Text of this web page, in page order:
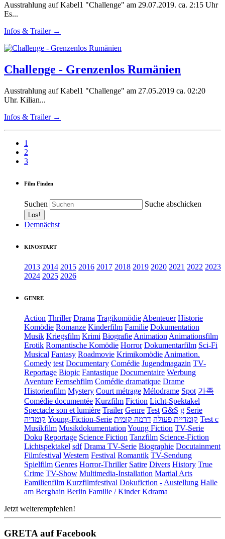
Ausstrahlung auf Kabel1 "Challenge" am 29.07.2019. ca. 2:15 Uhr
Es...
Infos & Trailer →
Challenge - Grenzenlos Rumänien
Ausstrahlung auf Kabel1 "Challenge" am 27.05.2019 ca. 02:20
Uhr. Kilian...
Infos & Trailer →
1
2
3
Film Finden
Suchen Suche abschicken
Demnächst
KINOSTART
2013 2014 2015 2016 2017 2018 2019 2020 2021 2022 2023
2024 2025 2026
GENRE
Action Thriller Drama Tragikomödie Abenteuer Historie
Komödie Romanze Kinderfilm Familie Dokumentation
Musik Kriegsfilm Krimi Biografie Animation Animationsfilm
Erotik Romantische Komödie Horror Dokumentarfilm Sci-Fi
Musical Fantasy Roadmovie Krimikomödie Animation.
Comedy test Documentary Comédie Jugendmagazin TV-
Reportage Biopic Fantastique Documentaire Werbung
Aventure Fernsehfilm Comédie dramatique Drame
Historienfilm Mystery Court métrage Mélodrame Spot 가족
Comédie documentée Kurzfilm Fiction Licht-Spektakel
Spectacle son et lumière Trailer Genre Test G&S g Serie
קומדיה Young-Fiction-Serie קומדיית פעולה דרמה קומית
Test c
Musikfilm Musikdokumentation Young Fiction TV-Serie
Doku Reportage Science Fiction Tanzfilm Science-Fiction
Lichtspektakel sdf Drama TV-Serie Biographie Docutainment
Filmfestival Western Festival Romantik TV-Sendung
Spielfilm Genres Horror-Thriller Satire Divers History True
Crime TV-Show Multimedia-Installation Martial Arts
Familienfilm Kurzfilmfestival Dokufiction - Austellung Halle
am Berghain Berlin Familie / Kinder Kdrama
Jetzt weiterempfehlen!
GRETA auf Facebook